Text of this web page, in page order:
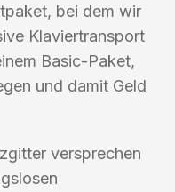
bei dem wir
Klaviertransport
Basic-Paket,
und damit Geld
versprechen